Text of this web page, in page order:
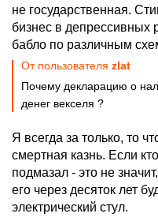
не государственная.
бизнес в депрессивных
бабло по различным
От пользователя zlat
Почему декларацию о
денег векселя ?
Я всегда за только, то
смертная казнь. Если
подмазал - это не
его через десяток лет
электрический стул.